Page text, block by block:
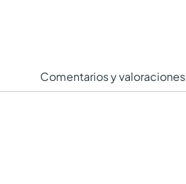
Comentarios y valoraciones